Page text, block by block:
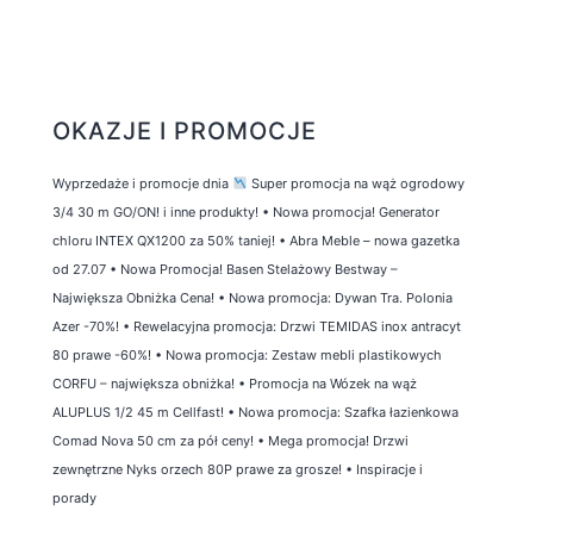
OKAZJE I PROMOCJE
Wyprzedaże i promocje dnia
Super promocja na wąż ogrodowy
3/4 30 m GO/ON! i inne produkty! • Nowa promocja! Generator
chloru INTEX QX1200 za 50% taniej! • Abra Meble – nowa gazetka
od 27.07 • Nowa Promocja! Basen Stelażowy Bestway –
Największa Obniżka Cena! • Nowa promocja: Dywan Tra. Polonia
Azer -70%! • Rewelacyjna promocja: Drzwi TEMIDAS inox antracyt
80 prawe -60%! • Nowa promocja: Zestaw mebli plastikowych
CORFU – największa obniżka! • Promocja na Wózek na wąż
ALUPLUS 1/2 45 m Cellfast! • Nowa promocja: Szafka łazienkowa
Comad Nova 50 cm za pół ceny! • Mega promocja! Drzwi
zewnętrzne Nyks orzech 80P prawe za grosze! • Inspiracje i
porady